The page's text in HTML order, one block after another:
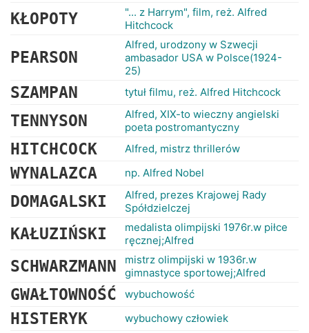
KŁOPOTY
"... z Harrym", film, reż. Alfred
Hitchcock
PEARSON
Alfred, urodzony w Szwecji
ambasador USA w Polsce(1924-
25)
SZAMPAN tytuł filmu, reż. Alfred Hitchcock
TENNYSON
Alfred, XIX-to wieczny angielski
poeta postromantyczny
HITCHCOCK Alfred, mistrz thrillerów
WYNALAZCA np. Alfred Nobel
DOMAGALSKI
Alfred, prezes Krajowej Rady
Spółdzielczej
KAŁUZIŃSKI
medalista olimpijski 1976r.w piłce
ręcznej;Alfred
SCHWARZMANN
mistrz olimpijski w 1936r.w
gimnastyce sportowej;Alfred
GWAŁTOWNOŚĆ wybuchowość
HISTERYK wybuchowy człowiek